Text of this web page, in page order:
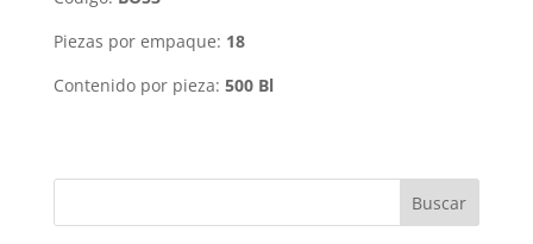
Piezas por empaque: 18
Contenido por pieza: 500 Bl